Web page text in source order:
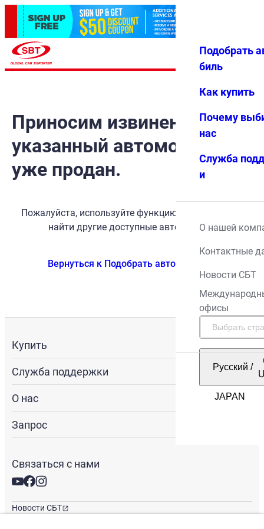
Избранн
Меню
Подобрать
биль
Как купить
Почему
нас
Служба
и
О нашей
Контактные
Новости СБТ
офисы
Русский /
Приносим извинения, но
указанный автомобиль
уже продан.
Пожалуйста, используйте функцию поиска, чтобы
найти другие доступные автомобили.
Вернуться к Подобрать автомобиль
Купить
Служба поддержки
О нас
Запрос
Связаться с нами
Новости СБТ